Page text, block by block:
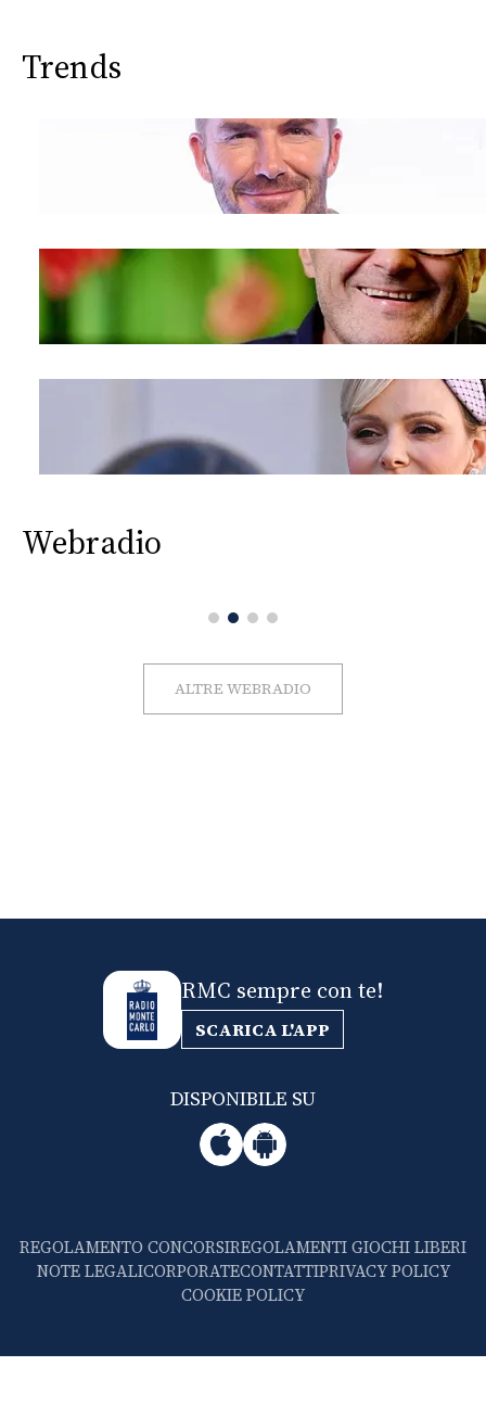
Trends
Webradio
ALTRE WEBRADIO
RMC sempre con te!
SCARICA L'APP
DISPONIBILE SU
REGOLAMENTO CONCORSIREGOLAMENTI GIOCHI LIBERI
NOTE LEGALICORPORATECONTATTIPRIVACY POLICY
COOKIE POLICY